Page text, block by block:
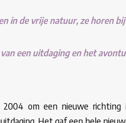
in de vrije natuur, ze horen bij
een uitdaging en het
om een nieuwe